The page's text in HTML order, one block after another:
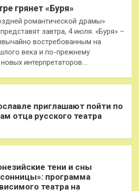
грянет «Буря»
романтической драмы»
завтра, 4 июля. «Буря» –
востребованным на
века и по-прежнему
интерпретаторов.…
приглашают пойти по
отца русского театра
тени и сны
программа
театра на